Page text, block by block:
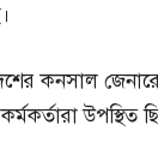
কনসাল
উপস্থিত